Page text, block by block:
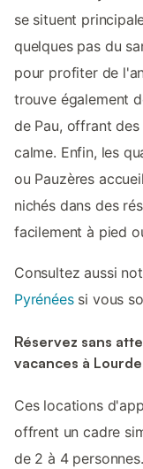
se situent
quelques pas du
pour profiter de
trouve également
de Pau, offrant
calme. Enfin, les
ou Pauzères
nichés dans des
facilement à pied
Consultez aussi
Pyrénéessi vous
Réservez sans
vacances à
Ces locations
offrent un cadre
de 2 à 4